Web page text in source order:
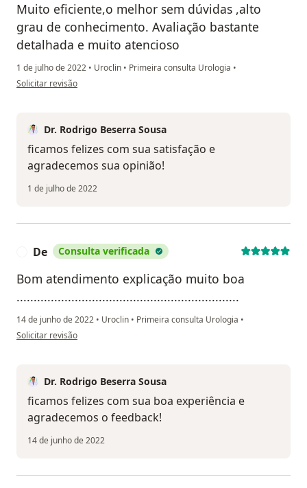
Muito eficiente,o melhor sem dúvidas ,alto
grau de conhecimento. Avaliação bastante
detalhada e muito atencioso
1 de julho de 2022 • Uroclin • Primeira consulta Urologia •
na opinião do utilizador Jailson Silva Melo
Solicitar revisão
Dr. Rodrigo Beserra Sousa
ficamos felizes com sua satisfação e
agradecemos sua opinião!
1 de julho de 2022
De Consulta verificada
Bom atendimento explicação muito boa
.................................................................
14 de junho de 2022 • Uroclin • Primeira consulta Urologia •
na opinião do utilizador De
Solicitar revisão
Dr. Rodrigo Beserra Sousa
ficamos felizes com sua boa experiência e
agradecemos o feedback!
14 de junho de 2022